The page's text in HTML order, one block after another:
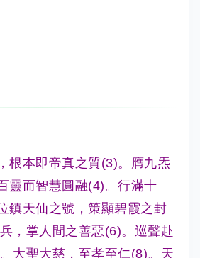
根本即帝真之質(3)。膺九炁
靈而智慧圓融(4)。行滿十
鎮天仙之號，策顯碧霞之封
，掌人間之善惡(6)。巡聲赴
大聖大慈，至孝至仁(8)。天